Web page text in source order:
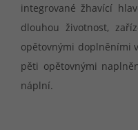
integrované žhavící
dlouhou životnost,
opětovnými doplněními
pěti opětovnými
náplní.